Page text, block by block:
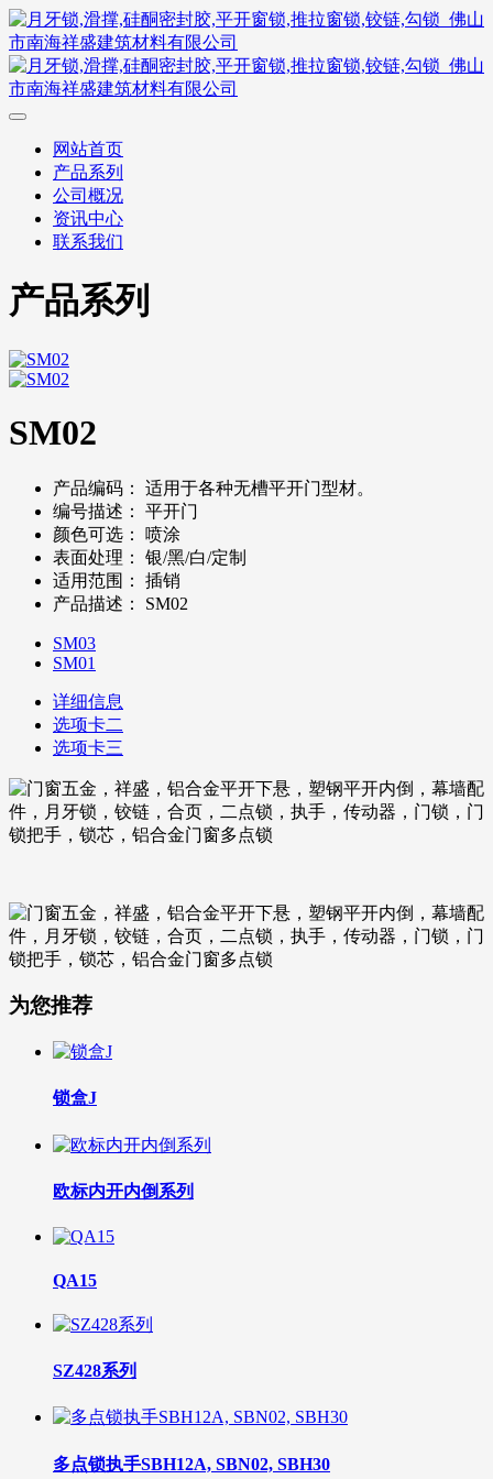
网站首页
产品系列
公司概况
资讯中心
联系我们
产品系列
SM02
产品编码：
适用于各种无槽平开门型材。
编号描述：
平开门
颜色可选：
喷涂
表面处理：
银/黑/白/定制
适用范围：
插销
产品描述：
SM02
SM03
SM01
详细信息
选项卡二
选项卡三
为您推荐
锁盒J
欧标内开内倒系列
QA15
SZ428系列
多点锁执手SBH12A, SBN02, SBH30